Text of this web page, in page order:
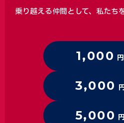
乗り越える仲間として、私たち
1,000
3,000
5,000